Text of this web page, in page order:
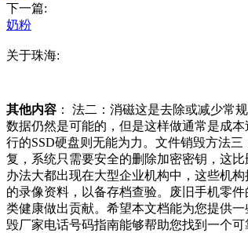
下一篇:
奶粉
关于珠海:
其他内容 ： 法二：消磁这是去除或减少常
数据仍然是可能的，但是这样做通常是成
行的SSD硬盘则无能为力。文件销毁方法
复，系统只需要安全的删除加密密钥，这
办法大都出现在大型企业机构中，这些机
的录像资料，以备存档查验。废旧手机零
类健康做出贡献。希望本文档能为您提供
毁厂家电话号码指南能够帮助您找到一个